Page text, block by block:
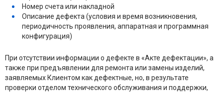
Номер счета или накладной
Описание дефекта (условия и время возникновения,
периодичность проявления, аппаратная и программная
конфигурация)
При отсутствии информации о дефекте в «Акте дефектации», а
также при предъявлении для ремонта или замены изделий,
заявляемых Клиентом как дефектные, но, в результате
проверки отделом технического обслуживания и поддержки,